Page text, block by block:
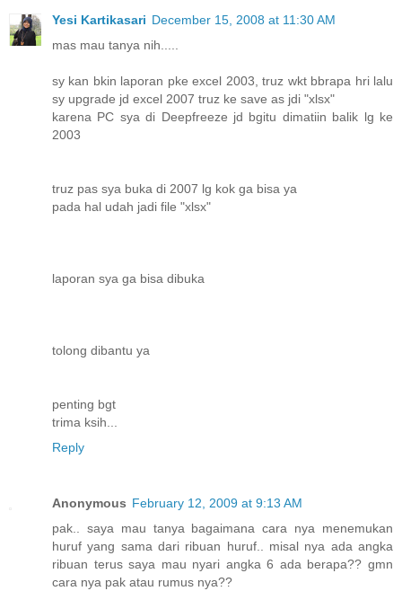
Yesi Kartikasari December 15, 2008 at 11:30 AM
mas mau tanya nih.....
sy kan bkin laporan pke excel 2003, truz wkt bbrapa hri lalu
sy upgrade jd excel 2007 truz ke save as jdi "xlsx"
karena PC sya di Deepfreeze jd bgitu dimatiin balik lg ke
2003
truz pas sya buka di 2007 lg kok ga bisa ya
pada hal udah jadi file "xlsx"
laporan sya ga bisa dibuka
tolong dibantu ya
penting bgt
trima ksih...
Reply
Anonymous February 12, 2009 at 9:13 AM
pak.. saya mau tanya bagaimana cara nya menemukan
huruf yang sama dari ribuan huruf.. misal nya ada angka
ribuan terus saya mau nyari angka 6 ada berapa?? gmn
cara nya pak atau rumus nya??